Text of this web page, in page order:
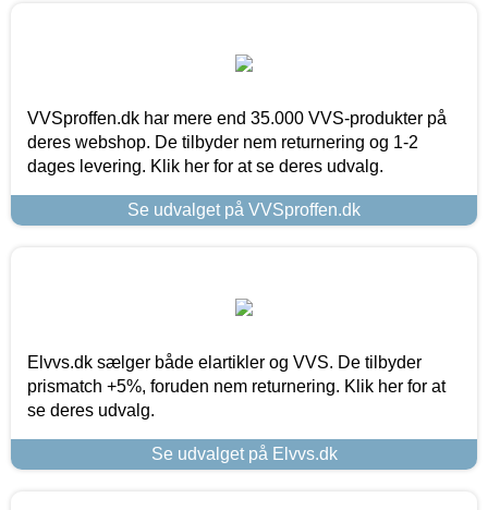
VVSproffen.dk har mere end 35.000 VVS-produkter på
deres webshop. De tilbyder nem returnering og 1-2
dages levering. Klik her for at se deres udvalg.
Se udvalget på VVSproffen.dk
Elvvs.dk sælger både elartikler og VVS. De tilbyder
prismatch +5%, foruden nem returnering. Klik her for at
se deres udvalg.
Se udvalget på Elvvs.dk